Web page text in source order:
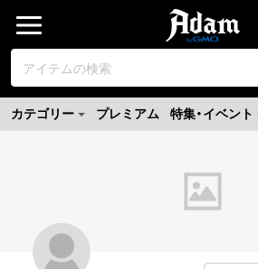
カテゴリー プレミアム 特集・イベント